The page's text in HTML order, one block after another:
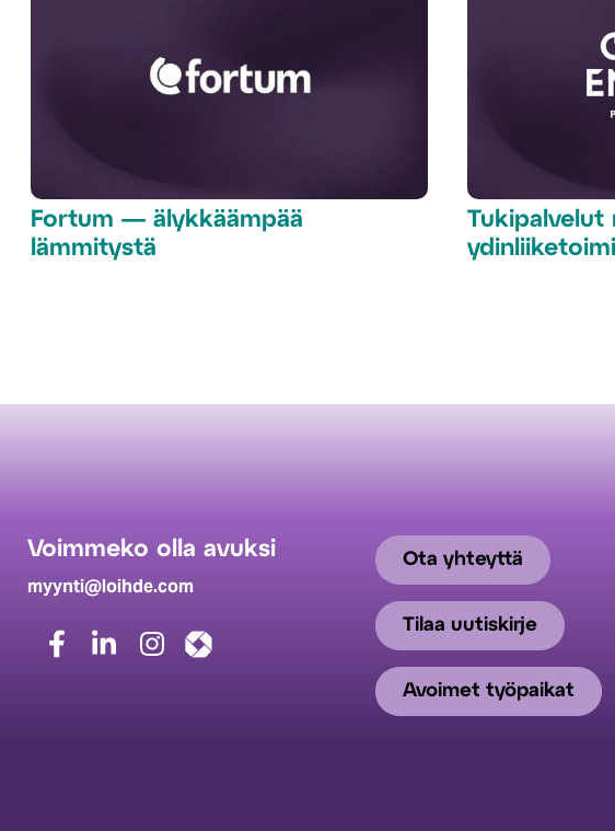
Fortum — älykkäämpää
lämmitystä
Tukipalvelut
Voimmeko olla avuksi
myynti@loihde.com
Ota yhteyttä
Tilaa uutiskirje
Avoimet työpaikat